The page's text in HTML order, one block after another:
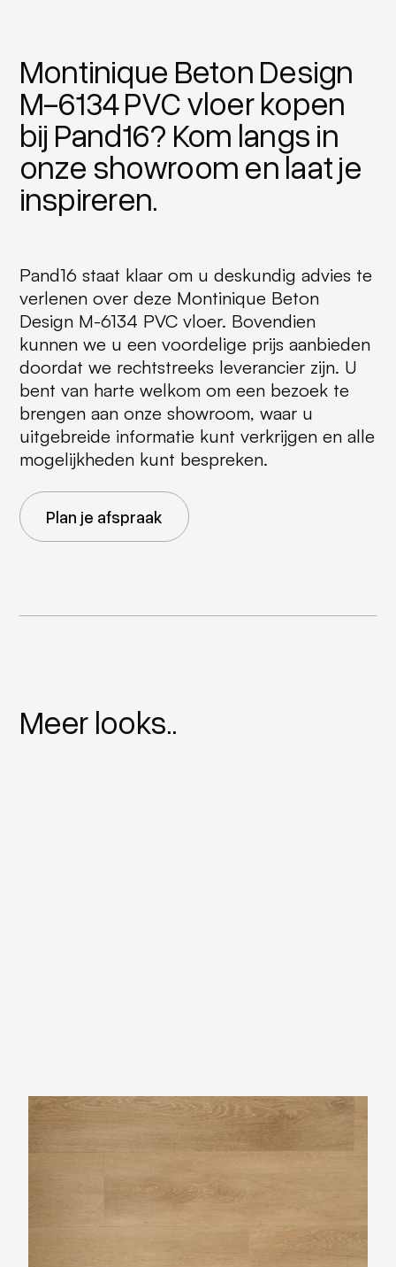
Montinique Beton Design
M-6134 PVC vloer kopen
bij Pand16? Kom langs in
onze showroom en laat je
inspireren.
Pand16 staat klaar om u deskundig advies te
verlenen over deze Montinique Beton
Design M-6134 PVC vloer. Bovendien
kunnen we u een voordelige prijs aanbieden
doordat we rechtstreeks leverancier zijn. U
bent van harte welkom om een bezoek te
brengen aan onze showroom, waar u
uitgebreide informatie kunt verkrijgen en alle
mogelijkheden kunt bespreken.
Plan je afspraak
Meer looks..
Douwes Dekker Riante plank zoethout PVC